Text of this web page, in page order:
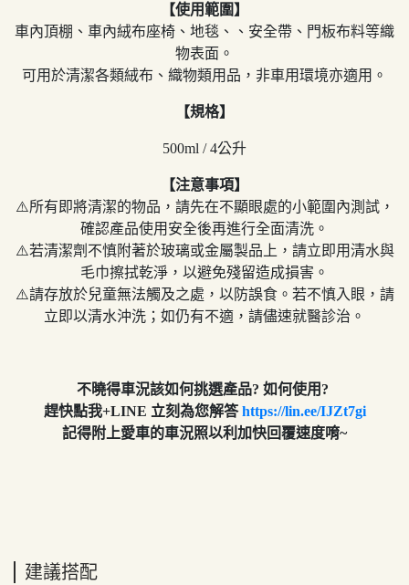
【使用範圍】
車內頂棚、車內絨布座椅、地毯、、安全帶、門板布料等織
物表面。
可用於清潔各類絨布、織物類用品，非車用環境亦適用。
【規格】
500ml / 4公升
【注意事項】
⚠️所有即將清潔的物品，請先在不顯眼處的小範圍內測試，
確認產品使用安全後再進行全面清洗。
⚠️若清潔劑不慎附著於玻璃或金屬製品上，請立即用清水與
毛巾擦拭乾淨，以避免殘留造成損害。
⚠️請存放於兒童無法觸及之處，以防誤食。若不慎入眼，請
立即以清水沖洗；如仍有不適，請儘速就醫診治。
不曉得車況該如何挑選產品? 如何使用?
趕快點我+LINE 立刻為您解答https://lin.ee/IJZt7gi
記得附上愛車的車況照以利加快回覆速度唷~
建議搭配